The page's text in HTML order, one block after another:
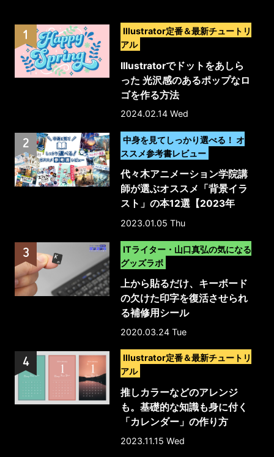
Illustrator定番＆最新チュートリ
アル
Illustratorでドットをあしら
った 光沢感のあるポップなロ
ゴを作る方法
2024.02.14 Wed
中身を見てしっかり選べる！ オ
ススメ参考書レビュー
代々木アニメーション学院講
師が選ぶオススメ「背景イラ
スト」の本12選【2023年
版】
2023.01.05 Thu
ITライター・山口真弘の気になる
グッズラボ
上から貼るだけ、キーボード
の欠けた印字を復活させられ
る補修用シール
2020.03.24 Tue
Illustrator定番＆最新チュートリ
アル
推しカラーなどのアレンジ
も。基礎的な知識も身に付く
「カレンダー」の作り方
2023.11.15 Wed